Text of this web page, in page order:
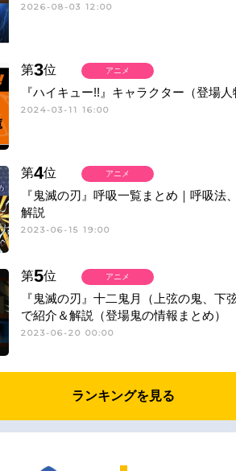
2026-08-03 12:00
第3位
『ハイキュー!!』キャラクター（登場
2024-03-11 16:00
アニメ
第4位
『鬼滅の刃』呼吸一覧まとめ｜呼吸法
解説
2023-06-15 19:00
アニメ
第5位
『鬼滅の刃』十二鬼月（上弦の鬼、下
で紹介＆解説（登場鬼の情報まとめ）
2023-06-20 00:00
アニメ
ランキングを見る